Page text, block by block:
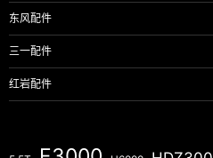
东风配件
三一配件
红岩配件